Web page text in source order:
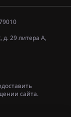
д. 29 литера А,
сайта.